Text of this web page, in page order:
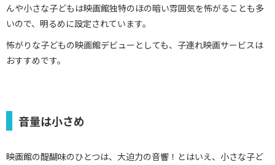
んや小さな子どもは映画館独特のほの暗い雰囲気を怖がることも多
いので、明るめに設定されています。
怖がりな子どもの映画館デビューとしても、子連れ映画サービスは
おすすめです。
音量は小さめ
映画館の醍醐味のひとつは、大迫力の音響！とはいえ、小さな子ど